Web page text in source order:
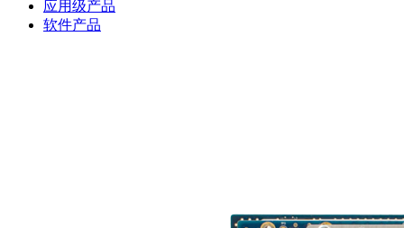
应用级产品
软件产品